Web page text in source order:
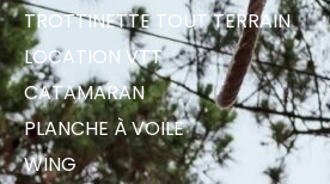
TROTTINETTE TOUT TERRAIN
LOCATION VTT
CATAMARAN
PLANCHE À VOILE
WING